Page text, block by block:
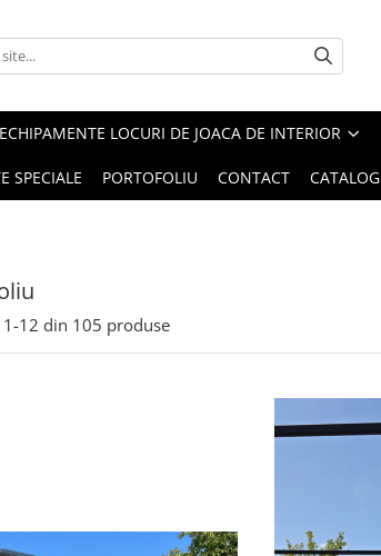
ECHIPAMENTE LOCURI DE JOACA DE INTERIOR
SPECIALE PORTOFOLIU CONTACT CATALOG
1-12 din 105 produse